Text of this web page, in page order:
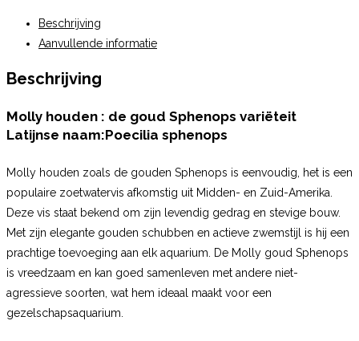
Beschrijving
Aanvullende informatie
Beschrijving
Molly houden : de goud Sphenops variëteit
Latijnse naam:Poecilia sphenops
Molly houden zoals de gouden Sphenops is eenvoudig, het is een
populaire zoetwatervis afkomstig uit Midden- en Zuid-Amerika.
Deze vis staat bekend om zijn levendig gedrag en stevige bouw.
Met zijn elegante gouden schubben en actieve zwemstijl is hij een
prachtige toevoeging aan elk aquarium. De Molly goud Sphenops
is vreedzaam en kan goed samenleven met andere niet-
agressieve soorten, wat hem ideaal maakt voor een
gezelschapsaquarium.